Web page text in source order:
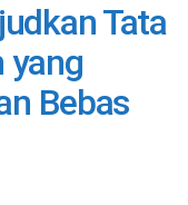
Tata
yang
Bebas